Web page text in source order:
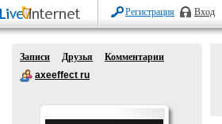
Регистрация Вход
Записи Друзья
Комментарии
axeeffect ru